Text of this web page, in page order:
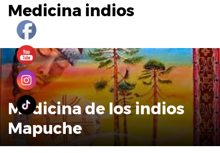
Medicina indios
Medicina de los indios
Mapuche